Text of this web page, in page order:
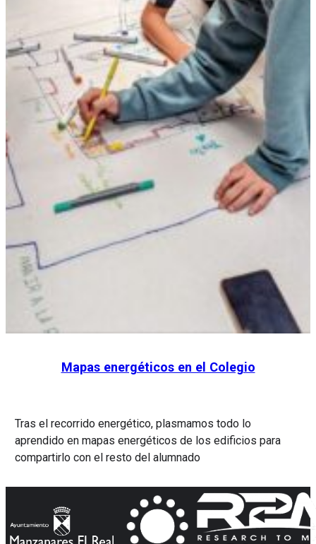
Mapas energéticos en el Colegio
Tras el recorrido energético, plasmamos todo lo
aprendido en mapas energéticos de los edificios para
compartirlo con el resto del alumnado